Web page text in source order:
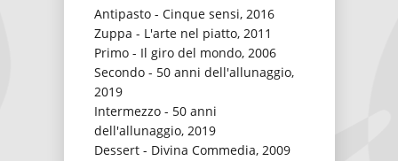
Antipasto - Cinque sensi, 2016
Zuppa - L'arte nel piatto, 2011
Primo - Il giro del mondo, 2006
Secondo - 50 anni dell'allunaggio,
2019
Intermezzo - 50 anni
dell'allunaggio, 2019
Dessert - Divina Commedia, 2009